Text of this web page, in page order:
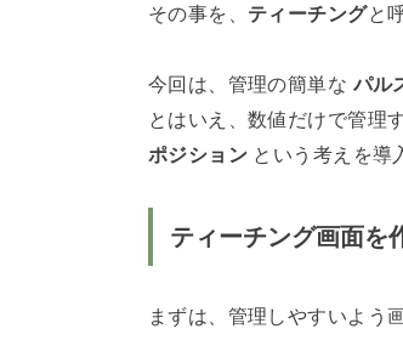
その事を、 ティーチングと
今回は、管理の簡単な パル
とはいえ、数値だけで管理
ポジション という考えを導
ティーチング画面を
まずは、管理しやすいよう